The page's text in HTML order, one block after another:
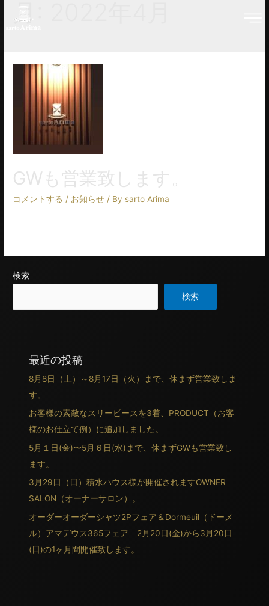
月:
GWも営業致します。
コメントする / お知らせ / By sarto Arima
検索
検索
最近の投稿
8月8日（土）～8月17日（火）まで、休まず営業致しま
す。
お客様の素敵なスリーピースを3着、PRODUCT（お客
様のお仕立て例）に追加しました。
5月１日(金)〜5月６日(水)まで、休まずGWも営業致し
ます。
3月29日（日）積水ハウス様が開催されますOWNER
SALON（オーナーサロン）。
オーダーオーダーシャツ2Pフェア＆Dormeuil（ドーメ
ル）アマデウス365フェア 2月20日(金)から3月20日
(日)の1ヶ月間開催致します。